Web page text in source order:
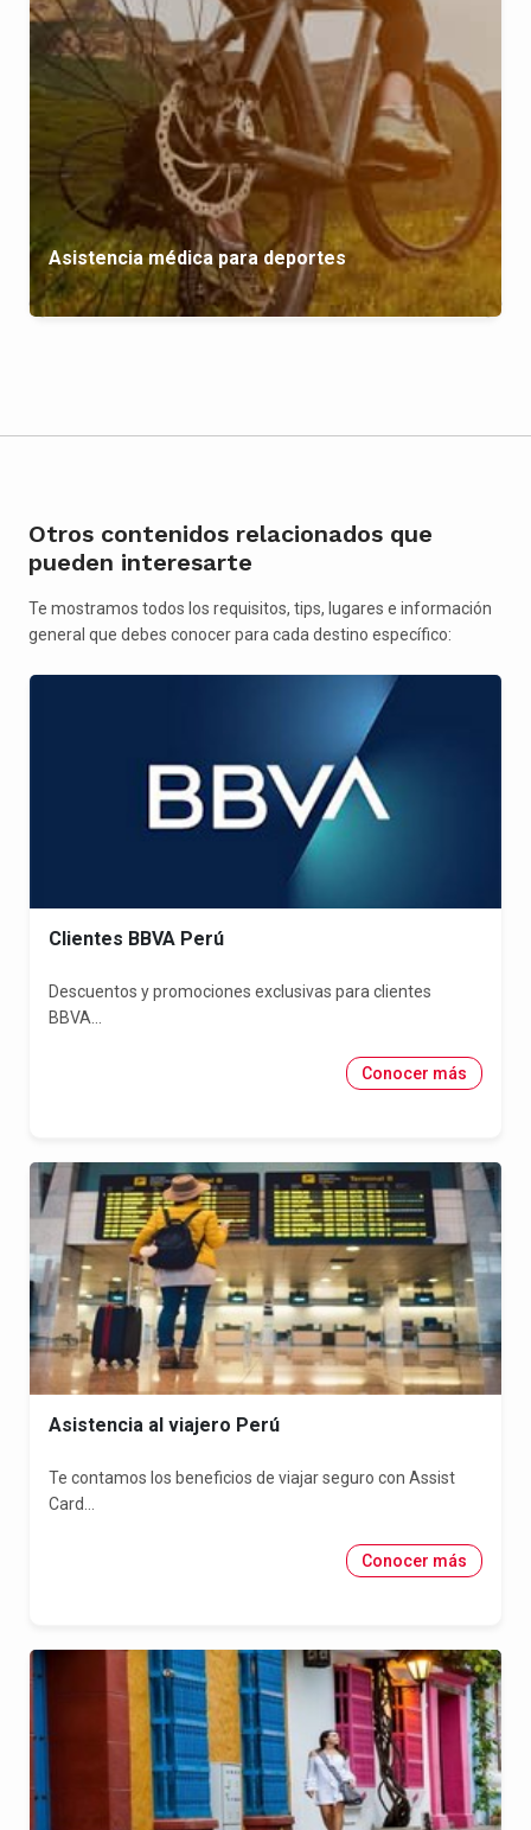
Asistencia médica para deportes
Otros contenidos relacionados que
pueden interesarte
Te mostramos todos los requisitos, tips, lugares e información
general que debes conocer para cada destino específico:
Clientes BBVA Perú
Descuentos y promociones exclusivas para clientes
BBVA...
Conocer más
Asistencia al viajero Perú
Te contamos los beneficios de viajar seguro con Assist
Card...
Conocer más